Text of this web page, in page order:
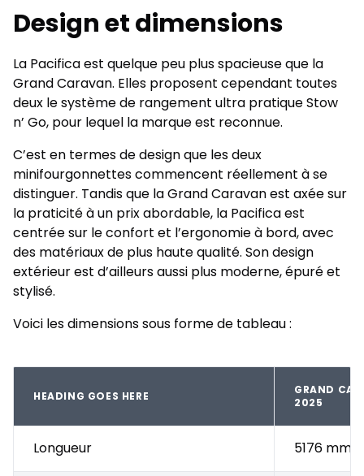
Design et dimensions
La Pacifica est quelque peu plus spacieuse que la
Grand Caravan. Elles proposent cependant toutes
deux le système de rangement ultra pratique Stow
n’ Go, pour lequel la marque est reconnue.
C’est en termes de design que les deux
minifourgonnettes commencent réellement à se
distinguer. Tandis que la Grand Caravan est axée sur
la praticité à un prix abordable, la Pacifica est
centrée sur le confort et l’ergonomie à bord, avec
des matériaux de plus haute qualité. Son design
extérieur est d’ailleurs aussi plus moderne, épuré et
stylisé.
Voici les dimensions sous forme de tableau :
HEADING GOES HERE
GRAND
2025
Longueur 5176 mm